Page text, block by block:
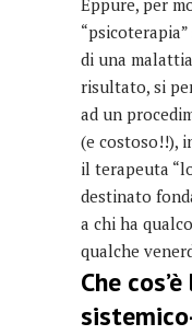
Eppure, per
di una
risultato, si
ad un
(e costoso!!),
il terapeuta
destinato
a chi ha
qualche
Che